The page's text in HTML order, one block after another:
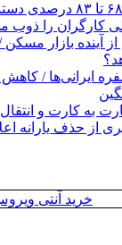
عقب‌ماندگی ۶۸ تا
کارگران را ذوب
آینده بازار مسکن
ایرانی‌ها /
به کارت و
از حذف یارانه
خرید آنتی